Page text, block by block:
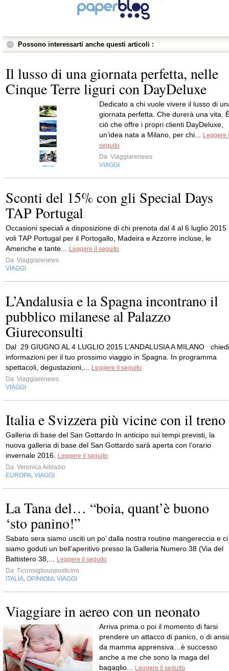
Possono interessarti anche questi articoli :
Il lusso di una giornata perfetta, nelle
Cinque Terre liguri con DayDeluxe
Dedicato a chi vuole vivere il lusso di
giornata perfetta. Che durerà una vita.
ciò che offre i propri clienti DayDeluxe,
un’idea nata a Milano, per chi...
Leggere
seguito
Da Viaggiarenews
VIAGGI
Sconti del 15% con gli Special Days
TAP Portugal
Occasioni speciali a disposizione di chi prenota dal 4 al 6 luglio 2015
voli TAP Portugal per il Portogallo, Madeira e Azzorre incluse, le
Americhe e tante...
Leggere il seguito
Da Viaggiarenews
VIAGGI
L’Andalusia e la Spagna incontrano il
pubblico milanese al Palazzo
Giureconsulti
Dal 29 GIUGNO AL 4 LUGLIO 2015 L’ANDALUSIA A MILANO chiedi
informazioni per il tuo prossimo viaggio in Spagna. In programma
spettacoli, degustazioni,...
Leggere il seguito
Da Viaggiarenews
VIAGGI
Italia e Svizzera più vicine con il treno
Galleria di base del San Gottardo In anticipo sui tempi previsti, la
nuova galleria di base del San Gottardo sarà aperta con l’orario
invernale 2016.
Leggere il seguito
Da Veronica Addazio
EUROPA VIAGGI
La Tana del… “boia, quant’è buono
‘sto panino!”
Sabato sera siamo usciti un po’ dalla nostra routine mangereccia e ci
siamo goduti un bell’aperitivo presso la Galleria Numero 38 (Via del
Battistero 38,...
Leggere il seguito
Da Ticonsigliounposticino
ITALIA OPINIONI VIAGGI
Viaggiare in aereo con un neonato
Arriva prima o poi il momento di farsi
prendere un attacco di panico, o di
da mamma apprensiva…è successo
anche a me che sono la maga del
bagaglio...
Leggere il seguito